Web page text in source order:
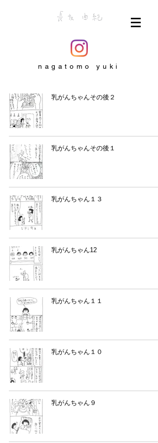
nagatomo yuki
乳がんちゃんその後２
乳がんちゃんその後１
乳がんちゃん１３
乳がんちゃん12
乳がんちゃん１１
乳がんちゃん１０
乳がんちゃん９